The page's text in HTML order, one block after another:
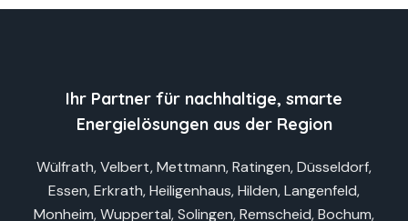
Ihr Partner für nachhaltige, smarte
Energielösungen aus der Region
Wülfrath, Velbert, Mettmann, Ratingen, Düsseldorf,
Essen, Erkrath, Heiligenhaus, Hilden, Langenfeld,
Monheim, Wuppertal, Solingen, Remscheid, Bochum,